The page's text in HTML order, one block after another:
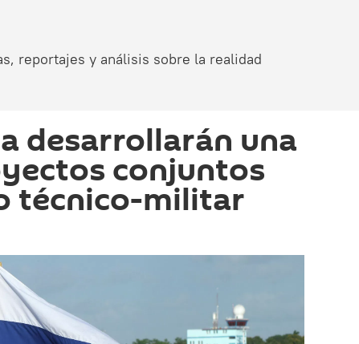
reportajes y análisis sobre la realidad
desarrollarán una
conjuntos
técnico-militar